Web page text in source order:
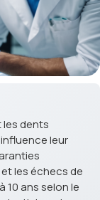
dents
leur
les échecs de
10 ans selon le